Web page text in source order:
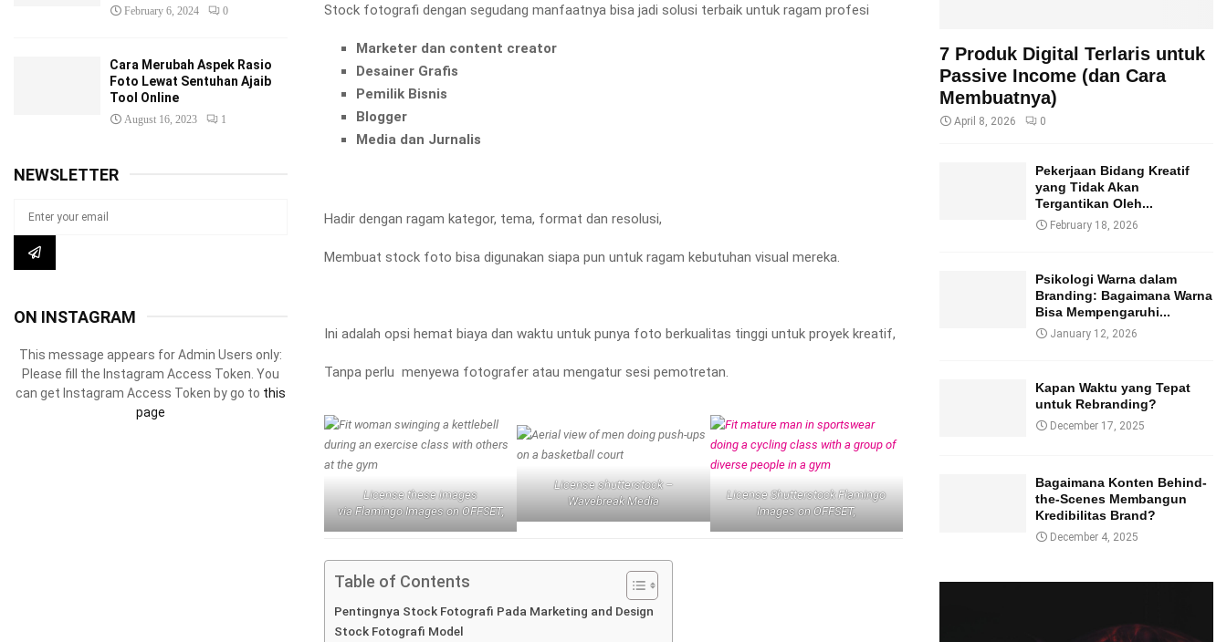
Stock fotografi dengan segudang manfaatnya bisa jadi solusi terbaik untuk ragam profesi
Marketer dan content creator
Desainer Grafis
Pemilik Bisnis
Blogger
Media dan Jurnalis
Hadir dengan ragam kategor, tema, format dan resolusi,
Membuat stock foto bisa digunakan siapa pun untuk ragam kebutuhan visual mereka.
Ini adalah opsi hemat biaya dan waktu untuk punya foto berkualitas tinggi untuk proyek kreatif,
Tanpa perlu menyewa fotografer atau mengatur sesi pemotretan.
License these images
via Flamingo Images on OFFSET,
License shutterstock –
Wavebreak Media
License Shutterstock Flamingo
Images on OFFSET,
Table of Contents
Pentingnya Stock Fotografi Pada Marketing and Design
Stock Fotografi Model
February 6, 2024 0
Cara Merubah Aspek Rasio
Foto Lewat Sentuhan Ajaib
Tool Online
August 16, 2023 1
NEWSLETTER
ON INSTAGRAM
This message appears for Admin Users only:
Please fill the Instagram Access Token. You
can get Instagram Access Token by go to this
page
7 Produk Digital Terlaris untuk
Passive Income (dan Cara
Membuatnya)
April 8, 2026 0
Pekerjaan Bidang Kreatif
yang Tidak Akan
Tergantikan Oleh...
February 18, 2026
Psikologi Warna dalam
Branding: Bagaimana Warna
Bisa Mempengaruhi...
January 12, 2026
Kapan Waktu yang Tepat
untuk Rebranding?
December 17, 2025
Bagaimana Konten Behind-
the-Scenes Membangun
Kredibilitas Brand?
December 4, 2025